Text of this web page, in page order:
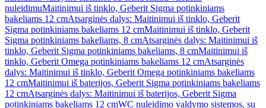
nuleidimuMaitinimui iš tinklo, Geberit Sigma potinkiniams
bakeliams 12 cmAtsarginės dalys: Maitinimui iš tinklo, Geberit
Sigma potinkiniams bakeliams 12 cmMaitinimui iš tinklo, Geberit
Sigma potinkiniams bakeliams, 8 cmAtsarginės dalys: Maitinimui iš
tinklo, Geberit Sigma potinkiniams bakeliams, 8 cmMaitinimui iš
tinklo, Geberit Omega potinkiniams bakeliams 12 cmAtsarginės
dalys: Maitinimui iš tinklo, Geberit Omega potinkiniams bakeliams
12 cmMaitinimui iš baterijos, Geberit Sigma potinkiniams bakeliams
12 cmAtsarginės dalys: Maitinimui iš baterijos, Geberit Sigma
potinkiniams bakeliams 12 cmWC nuleidimo valdymo sistemos, su